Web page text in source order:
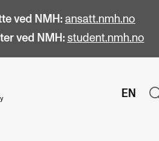
ved NMH: ansatt.nmh.no
ved NMH: student.nmh.no
EN